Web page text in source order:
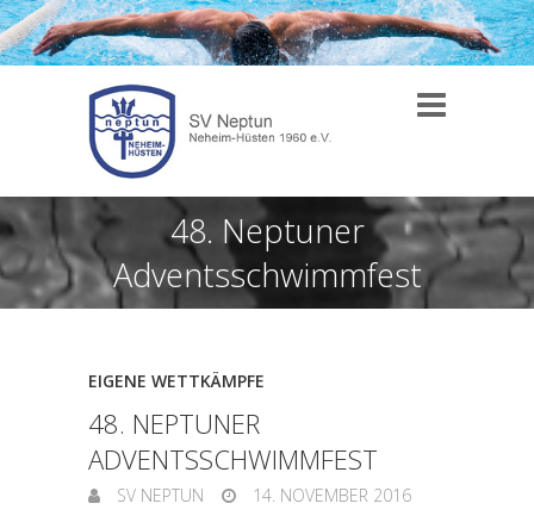
48. Neptuner
Adventsschwimmfest
EIGENE WETTKÄMPFE
48. NEPTUNER
ADVENTSSCHWIMMFEST
SV NEPTUN
14. NOVEMBER 2016